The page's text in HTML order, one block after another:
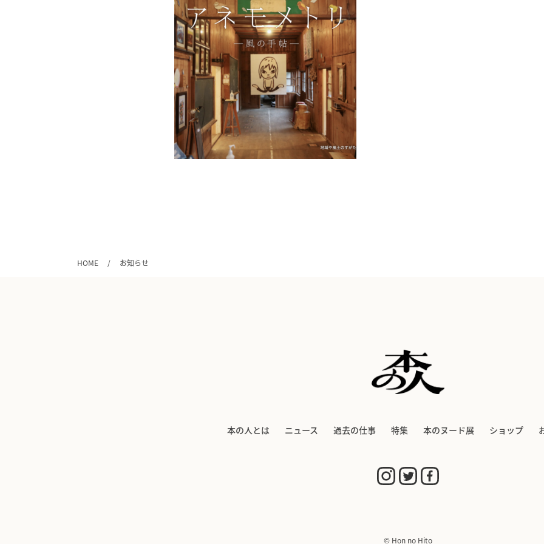
HOME お知らせ
本の人とは ニュース 過去の仕事 特集 本のヌード展 ショップ
© Hon no Hito